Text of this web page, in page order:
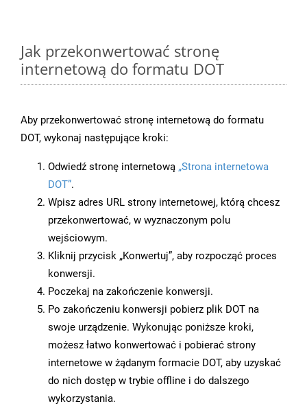
Jak przekonwertować stronę
internetową do formatu DOT
Aby przekonwertować stronę internetową do formatu
DOT, wykonaj następujące kroki:
Odwiedź stronę internetową „Strona internetowa
DOT”.
Wpisz adres URL strony internetowej, którą chcesz
przekonwertować, w wyznaczonym polu
wejściowym.
Kliknij przycisk „Konwertuj”, aby rozpocząć proces
konwersji.
Poczekaj na zakończenie konwersji.
Po zakończeniu konwersji pobierz plik DOT na
swoje urządzenie. Wykonując poniższe kroki,
możesz łatwo konwertować i pobierać strony
internetowe w żądanym formacie DOT, aby uzyskać
do nich dostęp w trybie offline i do dalszego
wykorzystania.